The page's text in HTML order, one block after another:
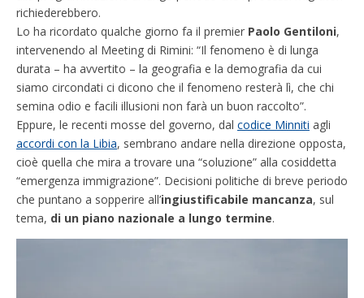
richiederebbero.
Lo ha ricordato qualche giorno fa il premier Paolo Gentiloni,
intervenendo al Meeting di Rimini: “Il fenomeno è di lunga
durata – ha avvertito – la geografia e la demografia da cui
siamo circondati ci dicono che il fenomeno resterà lì, che chi
semina odio e facili illusioni non farà un buon raccolto”.
Eppure, le recenti mosse del governo, dal codice Minniti agli
accordi con la Libia, sembrano andare nella direzione opposta,
cioè quella che mira a trovare una “soluzione” alla cosiddetta
“emergenza immigrazione”. Decisioni politiche di breve periodo
che puntano a sopperire all’ingiustificabile mancanza, sul
tema, di un piano nazionale a lungo termine.